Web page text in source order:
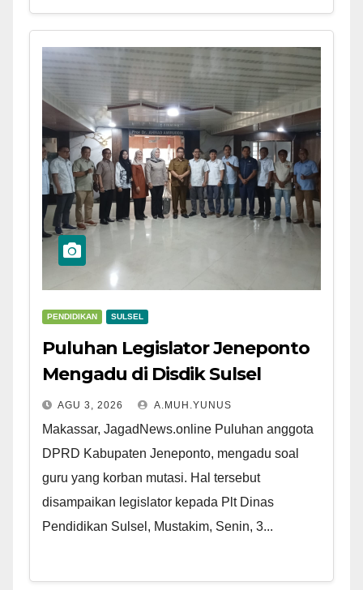
PENDIDIKAN SULSEL
Puluhan Legislator Jeneponto
Mengadu di Disdik Sulsel
AGU 3, 2026 A.MUH.YUNUS
Makassar, JagadNews.online Puluhan anggota
DPRD Kabupaten Jeneponto, mengadu soal
guru yang korban mutasi. Hal tersebut
disampaikan legislator kepada Plt Dinas
Pendidikan Sulsel, Mustakim, Senin, 3...